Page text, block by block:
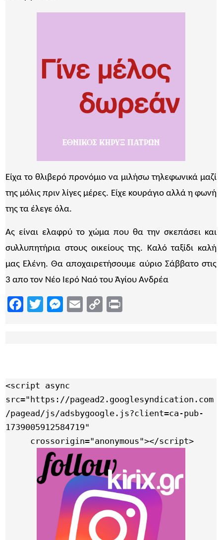
Είχα το θλιβερό προνόμιο να μιλήσω τηλεφωνικά μαζί
της μόλις πριν λίγες μέρες. Είχε κουράγιο αλλά η φωνή
της τα έλεγε όλα.
Ας είναι ελαφρύ το χώμα που θα την σκεπάσει και
συλλυπητήρια στους οικείους της. Καλό ταξίδι καλή
μας Ελένη. Θα αποχαιρετήσουμε αύριο Σάββατο στις
3 απο τον Νέο Ιερό Ναό του Άγίου Ανδρέα
Facebook
TwitterMessenger
EmailCopy
<script async
src="https://pagead2.googlesyndication.com
/pagead/js/adsbygoogle.js?client=ca-pub-
1739005912584719"
     crossorigin="anonymous"></script>